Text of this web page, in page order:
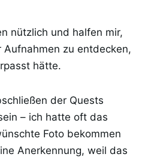
nützlich und halfen mir,
Aufnahmen zu entdecken,
hätte.
der Quests
– ich hatte oft das
Foto bekommen
Anerkennung, weil das